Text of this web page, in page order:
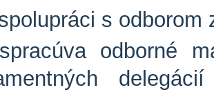
s odborom
spracúva odborné